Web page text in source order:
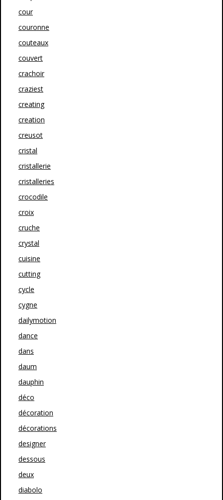
cour
couronne
couteaux
couvert
crachoir
craziest
creating
creation
creusot
cristal
cristallerie
cristalleries
crocodile
croix
cruche
crystal
cuisine
cutting
cycle
cygne
dailymotion
dance
dans
daum
dauphin
déco
décoration
décorations
designer
dessous
deux
diabolo